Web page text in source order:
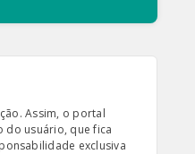
Assim, o portal
do usuário, que fica
exclusiva